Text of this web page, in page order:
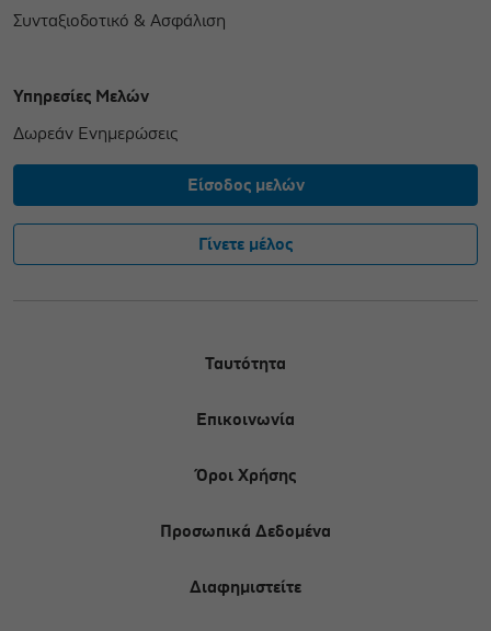
Συνταξιοδοτικό & Ασφάλιση
Υπηρεσίες Μελών
Δωρεάν Ενημερώσεις
Είσοδος μελών
Γίνετε μέλος
Ταυτότητα
Επικοινωνία
Όροι Χρήσης
Προσωπικά Δεδομένα
Διαφημιστείτε